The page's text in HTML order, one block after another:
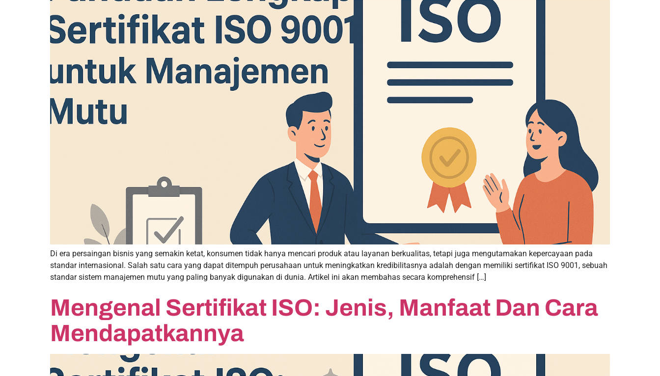
Di era persaingan bisnis yang semakin ketat, konsumen tidak hanya mencari produk atau layanan berkualitas, tetapi juga mengutamakan kepercayaan pada
standar internasional. Salah satu cara yang dapat ditempuh perusahaan untuk meningkatkan kredibilitasnya adalah dengan memiliki sertifikat ISO 9001, sebuah
standar sistem manajemen mutu yang paling banyak digunakan di dunia. Artikel ini akan membahas secara komprehensif […]
Mengenal Sertifikat ISO: Jenis, Manfaat Dan Cara
Mendapatkannya